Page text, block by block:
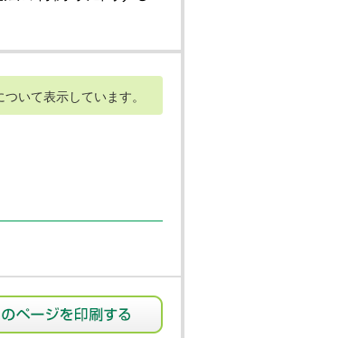
いて表示しています。